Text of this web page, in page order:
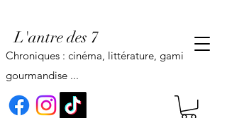
L'antre des 7
Chroniques : cinéma, littérature, gaming,
gourmandise ...